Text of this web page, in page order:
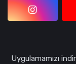
Uygulamamızı